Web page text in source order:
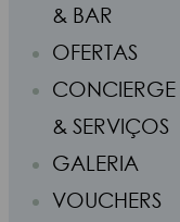
& BAR
OFERTAS
CONCIERGE
& SERVIÇOS
GALERIA
VOUCHERS